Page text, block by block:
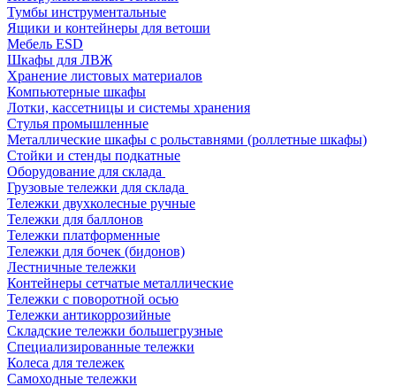
Тумбы инструментальные
Ящики и контейнеры для ветоши
Мебель ESD
Шкафы для ЛВЖ
Хранение листовых материалов
Компьютерные шкафы
Лотки, кассетницы и системы хранения
Стулья промышленные
Металлические шкафы с рольставнями (роллетные шкафы)
Стойки и стенды подкатные
Оборудование для склада
Грузовые тележки для склада
Тележки двухколесные ручные
Тележки для баллонов
Тележки платформенные
Тележки для бочек (бидонов)
Лестничные тележки
Контейнеры сетчатые металлические
Тележки с поворотной осью
Тележки антикоррозийные
Складские тележки большегрузные
Специализированные тележки
Колеса для тележек
Самоходные тележки